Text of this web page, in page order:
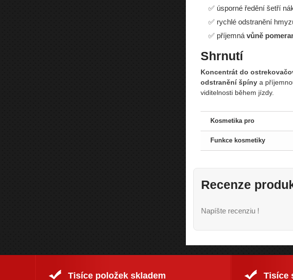
✅ úsporné ředění šetří
✅ rychlé odstranění
✅ příjemná vůně
Shrnutí
Koncentrát do
odstranění špínya
viditelnosti během jízdy.
Kosmetika pro
Funkce kosmetiky
Recenze
Napíšte recenziu !
Tisíce položek skladem Tisíce